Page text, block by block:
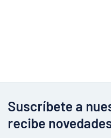
Suscríbete a
recibe